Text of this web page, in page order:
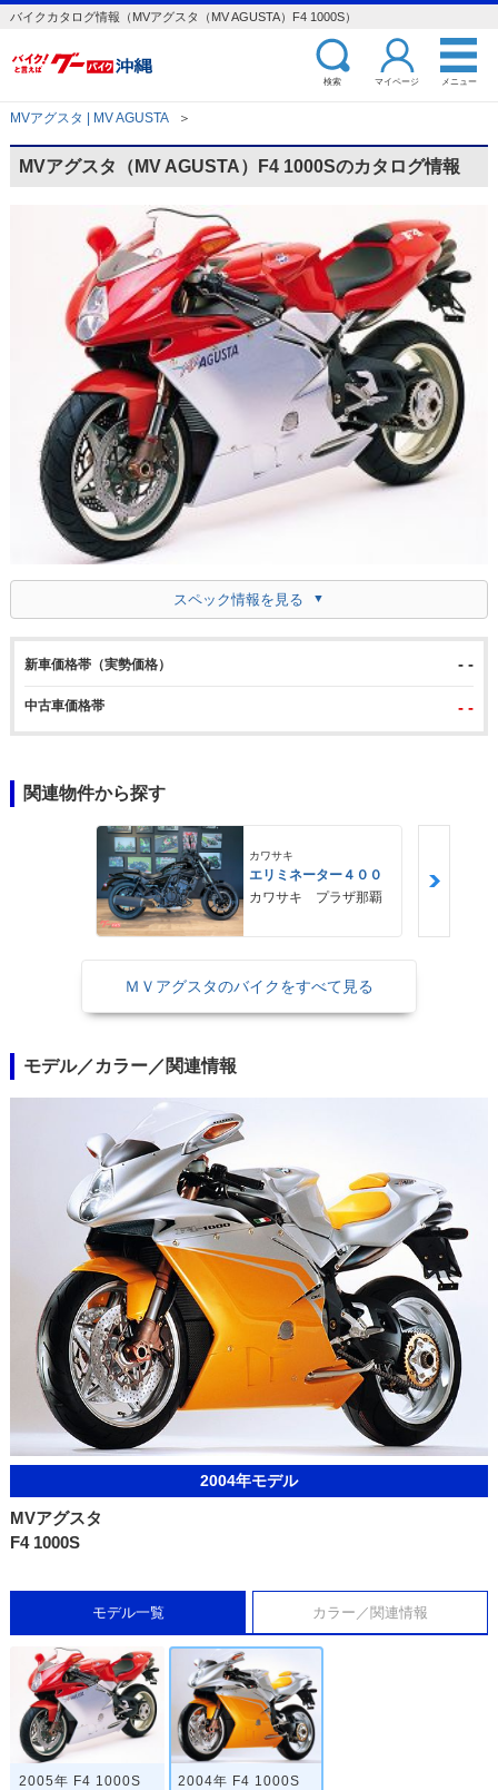
バイクカタログ情報（MVアグスタ（MV AGUSTA）F4 1000S）
検索 マイページ メニュー
MVアグスタ | MV AGUSTA ＞
MVアグスタ（MV AGUSTA）F4 1000Sのカタログ情報
スペック情報を見る
新車価格帯（実勢価格） - -
中古車価格帯 - -
関連物件から探す
カワサキ
エリミネーター４００
カワサキ プラザ那覇
ＭＶアグスタのバイクをすべて見る
モデル／カラー／関連情報
2004年モデル
MVアグスタ
F4 1000S
モデル一覧 カラー／関連情報
2005年 F4 1000S 2004年 F4 1000S